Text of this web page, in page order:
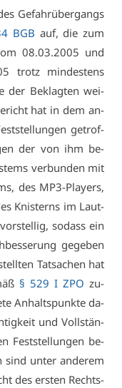
Ge­fahr­über­gangs
BGB auf, die zum
08.03.2005 und
trotz min­des­tens
der Be­klag­ten wei­
hat in dem an­
ge­trof­
der von ihm be­
ver­bun­den mit
des MP3-Play­ers,
Knis­terns im Laut­
so­dass ein
ge­ge­ben
Tat­sa­chen hat
§ 529 I ZPO zu­
An­halts­punk­te da­
und Voll­stän­
Fest­stel­lun­gen be­
sind un­ter an­de­rem
des ers­ten Rechts­